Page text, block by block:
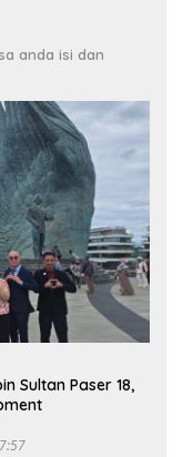
anda isi dan
Sultan Paser 18,